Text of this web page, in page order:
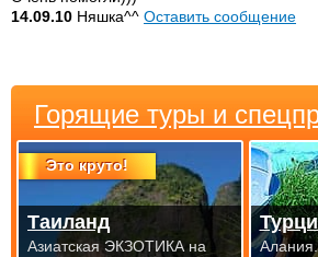
14.09.10 Няшка^^ Оставить сообщение
Горящие туры и
Это круто!
Таиланд
Азиатская ЭКЗОТИКА на